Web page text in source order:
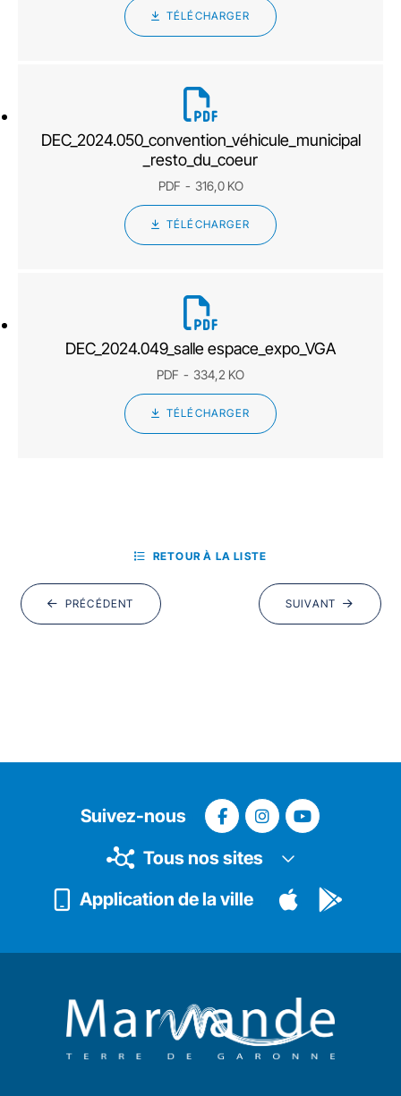
TÉLÉCHARGER
DEC_2024.050_convention_véhicule_municipal
_resto_du_coeur
PDF 316,0 KO
TÉLÉCHARGER
DEC_2024.049_salle espace_expo_VGA
PDF 334,2 KO
TÉLÉCHARGER
PRÉCÉDENT
RETOUR À LA LISTE
SUIVANT
Suivez-nous
Tous nos sites
Application de la ville